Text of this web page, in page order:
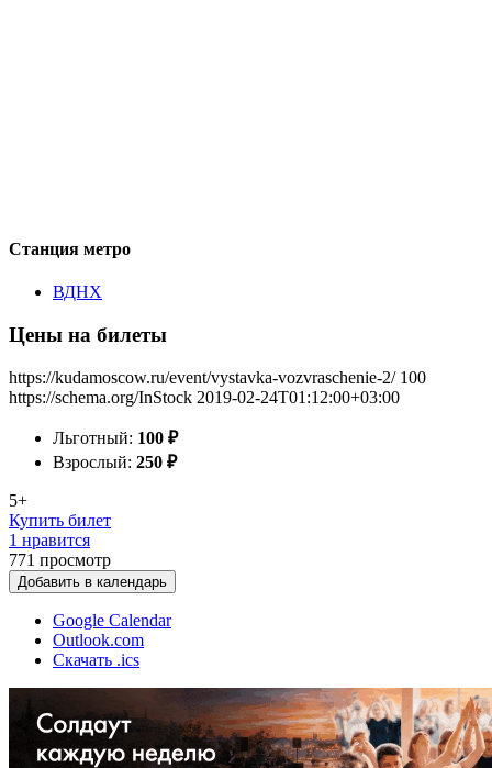
Станция метро
ВДНХ
Цены на билеты
https://kudamoscow.ru/event/vystavka-vozvraschenie-2/ 100
https://schema.org/InStock 2019-02-24T01:12:00+03:00
Льготный: 100 ₽
Взрослый: 250 ₽
5+
Купить билет
1 нравится
771 просмотр
Добавить в календарь
Google Calendar
Outlook.com
Скачать .ics